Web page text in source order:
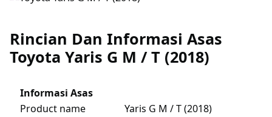
Rincian Dan Informasi Asas
Toyota Yaris G M / T (2018)
Informasi Asas
Product name
Yaris G M / T (2018)